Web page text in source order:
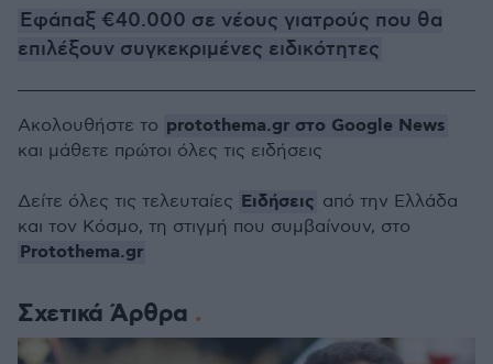
Εφάπαξ €40.000 σε νέους γιατρούς που θα
επιλέξουν συγκεκριμένες ειδικότητες
Σχετικά Άρθρα
Ακολουθήστε το protothema.gr στο Google News
και μάθετε πρώτοι όλες τις ειδήσεις
Δείτε όλες τις τελευταίες Ειδήσεις από την Ελλάδα
και τον Κόσμο, τη στιγμή που συμβαίνουν, στο
Protothema.gr